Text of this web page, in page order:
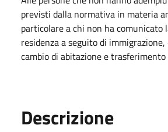
previsti dalla normativa in materia
particolare a chi non ha comunicato
residenza a seguito di
cambio di abitazione e
Descrizione